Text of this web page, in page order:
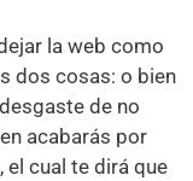
la web como
dos cosas: o bien
de no
acabarás por
el cual te dirá que